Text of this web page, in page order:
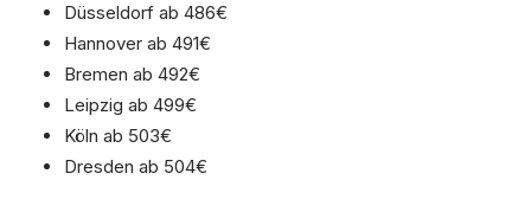
Düsseldorf ab 486€
Hannover ab 491€
Bremen ab 492€
Leipzig ab 499€
Köln ab 503€
Dresden ab 504€